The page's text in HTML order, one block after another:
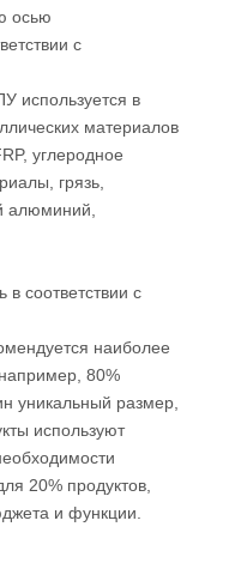
осью
с
используется в
материалов
углеродное
грязь,
алюминий,
соответствии с
наиболее
80%
уникальный размер,
используют
20% продуктов,
и функции.